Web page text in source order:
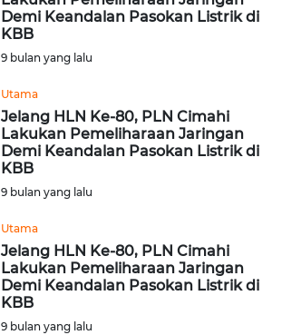
Demi Keandalan Pasokan Listrik di
KBB
9 bulan yang lalu
Utama
Jelang HLN Ke-80, PLN Cimahi
Lakukan Pemeliharaan Jaringan
Demi Keandalan Pasokan Listrik di
KBB
9 bulan yang lalu
Utama
Jelang HLN Ke-80, PLN Cimahi
Lakukan Pemeliharaan Jaringan
Demi Keandalan Pasokan Listrik di
KBB
9 bulan yang lalu